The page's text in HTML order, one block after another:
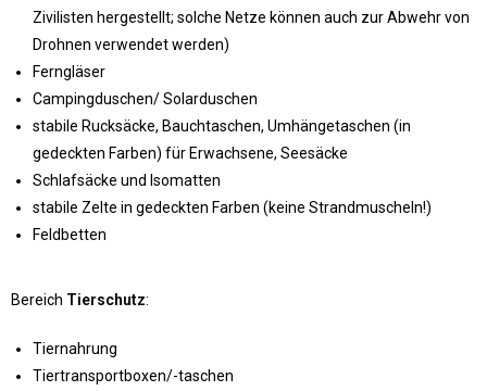
Zivilisten hergestellt; solche Netze können auch zur Abwehr von
Drohnen verwendet werden)
Ferngläser
Campingduschen/ Solarduschen
stabile Rucksäcke, Bauchtaschen, Umhängetaschen (in
gedeckten Farben) für Erwachsene, Seesäcke
Schlafsäcke und Isomatten
stabile Zelte in gedeckten Farben (keine Strandmuscheln!)
Feldbetten
Bereich Tierschutz:
Tiernahrung
Tiertransportboxen/-taschen